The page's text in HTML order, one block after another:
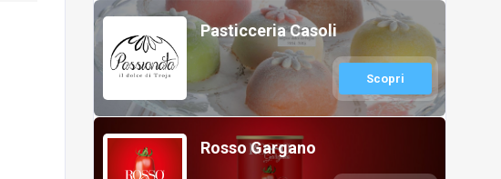
Pasticceria Casoli
Scopri
Rosso Gargano